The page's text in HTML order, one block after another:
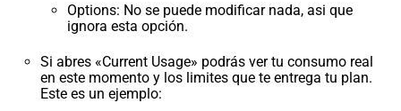
Options: No se puede modificar nada, asi que
ignora esta opción.
Si abres «Current Usage» podrás ver tu consumo real
en este momento y los limites que te entrega tu plan.
Este es un ejemplo: